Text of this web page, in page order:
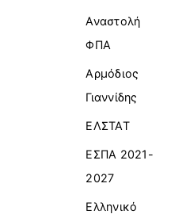
Αναστολή
ΦΠΑ
Αρμόδιος
Γιαννίδης
ΕΛΣΤΑΤ
ΕΣΠΑ 2021-
2027
Ελληνικό